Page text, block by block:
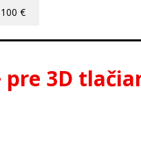
€
pre 3D